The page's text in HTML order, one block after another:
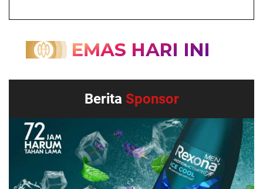
Berita Sponsor